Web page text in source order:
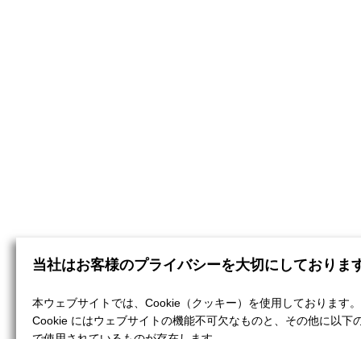
当社はお客様のプライバシーを大切にしておりま
本ウェブサイトでは、Cookie（クッキー）を使用しております。
Cookie にはウェブサイトの機能不可欠なものと、その他に以下